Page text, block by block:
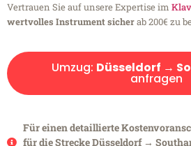
Vertrauen Sie auf unsere Expertise im
wertvolles Instrument sicherab 200€ zu
Umzug: Düsseldorf →
anfragen
Für einen detaillierte
für die Strecke Düsseldorf →